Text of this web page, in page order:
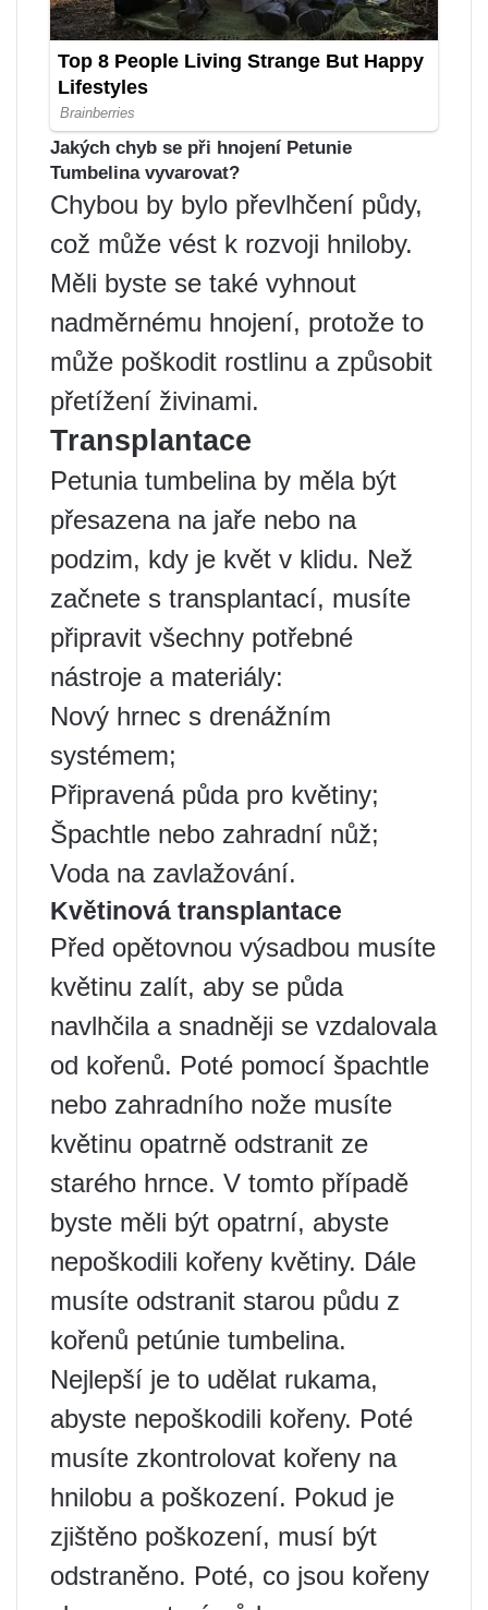
Jakých chyb se při hnojení Petunie
Tumbelina vyvarovat?
Chybou by bylo převlhčení půdy,
což může vést k rozvoji hniloby.
Měli byste se také vyhnout
nadměrnému hnojení, protože to
může poškodit rostlinu a způsobit
přetížení živinami.
Transplantace
Petunia tumbelina by měla být
přesazena na jaře nebo na
podzim, kdy je květ v klidu. Než
začnete s transplantací, musíte
připravit všechny potřebné
nástroje a materiály:
Nový hrnec s drenážním
systémem;
Připravená půda pro květiny;
Špachtle nebo zahradní nůž;
Voda na zavlažování.
Květinová transplantace
Před opětovnou výsadbou musíte
květinu zalít, aby se půda
navlhčila a snadněji se vzdalovala
od kořenů. Poté pomocí špachtle
nebo zahradního nože musíte
květinu opatrně odstranit ze
starého hrnce. V tomto případě
byste měli být opatrní, abyste
nepoškodili kořeny květiny. Dále
musíte odstranit starou půdu z
kořenů petúnie tumbelina.
Nejlepší je to udělat rukama,
abyste nepoškodili kořeny. Poté
musíte zkontrolovat kořeny na
hnilobu a poškození. Pokud je
zjištěno poškození, musí být
odstraněno. Poté, co jsou kořeny